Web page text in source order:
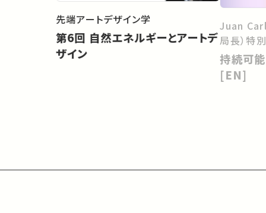
先端アートデザイン学
第6回 自然エネルギーとアートデ
ザイン
Juan
局長）特
持続可
[EN]